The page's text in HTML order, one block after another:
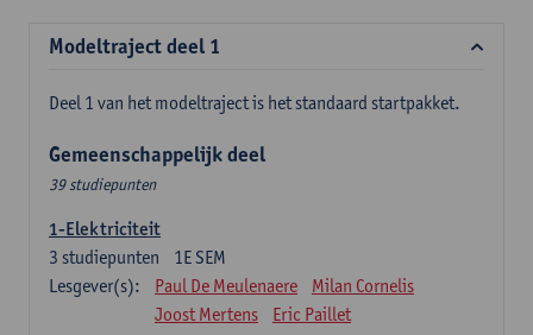
Modeltraject deel 1
Deel 1 van het modeltraject is het standaard startpakket.
Gemeenschappelijk deel
39 studiepunten
1-Elektriciteit
1E SEM
3 studiepunten
Lesgever(s):
Paul De Meulenaere
Milan Cornelis
Joost Mertens
Eric Paillet